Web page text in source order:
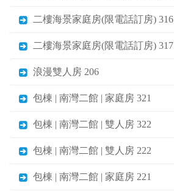
二樓海景家庭房(限電話訂房) 316
二樓海景家庭房(限電話訂房) 317
浪漫雙人房 206
包棟 | 南灣二館 | 家庭房 321
包棟 | 南灣二館 | 雙人房 322
包棟 | 南灣二館 | 雙人房 222
包棟 | 南灣二館 | 家庭房 221